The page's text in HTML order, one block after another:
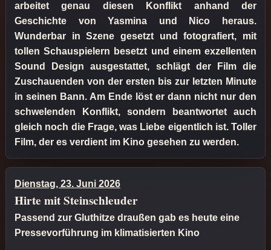
arbeitet genau diesen Konflikt anhand der
Geschichte von Yasmina und Nico heraus.
Wunderbar in Szene gesetzt und fotografiert, mit
tollen Schauspielern besetzt und einem exzellenten
Sound Design ausgestattet, schlägt der Film die
Zuschauenden von der ersten bis zur letzten Minute
in seinen Bann. Am Ende löst er dann nicht nur den
schwelenden Konflikt, sondern beantwortet auch
gleich noch die Frage, was Liebe eigentlich ist. Toller
Film, der es verdient im Kino gesehen zu werden.
Dienstag, 23. Juni 2026
Hirte mit Steinschleuder
Passend zur Gluthitze draußen gab es heute eine
Pressevorführung im klimatisierten Kino